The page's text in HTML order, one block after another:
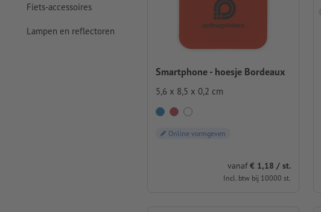
Fiets-accessoires
Lampen en reflectoren
Smartphone - hoesje Bordeaux
5,6 x 8,5 x 0,2 cm
Online vormgeven
vanaf€ 1,18 / st.
Incl. btw bij 10000 st.